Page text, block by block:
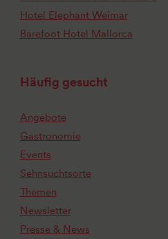
Hotel Elephant Weimar
Barefoot Hotel Mallorca
Häufig gesucht
Angebote
Gastronomie
Events
Sehnsuchtsorte
Themen
Newsletter
Presse & News